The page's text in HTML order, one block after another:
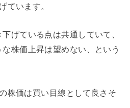
ています。
げている点は共通していて、
株価上昇は望めない、という
株価は買い目線として良さそ